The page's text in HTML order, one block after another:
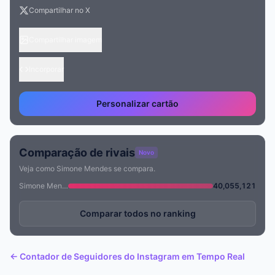
Compartilhar no X
Personalizar cartão
Comparação de rivais Novo
Veja como Simone Mendes se compara.
Simone Mendes
40,055,121
Comparar todos no ranking
← Contador de Seguidores do Instagram em Tempo Real